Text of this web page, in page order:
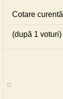
Cotare curentă
(după 1 voturi)